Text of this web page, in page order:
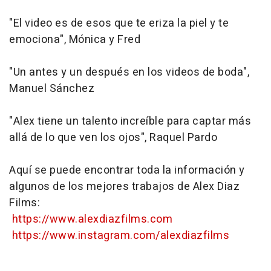
"El video es de esos que te eriza la piel y te
emociona", Mónica y Fred
"Un antes y un después en los videos de boda",
Manuel Sánchez
"Alex tiene un talento increíble para captar más
allá de lo que ven los ojos", Raquel Pardo
Aquí se puede encontrar toda la información y
algunos de los mejores trabajos de Alex Diaz
Films:
https://www.alexdiazfilms.com
https://www.instagram.com/alexdiazfilms